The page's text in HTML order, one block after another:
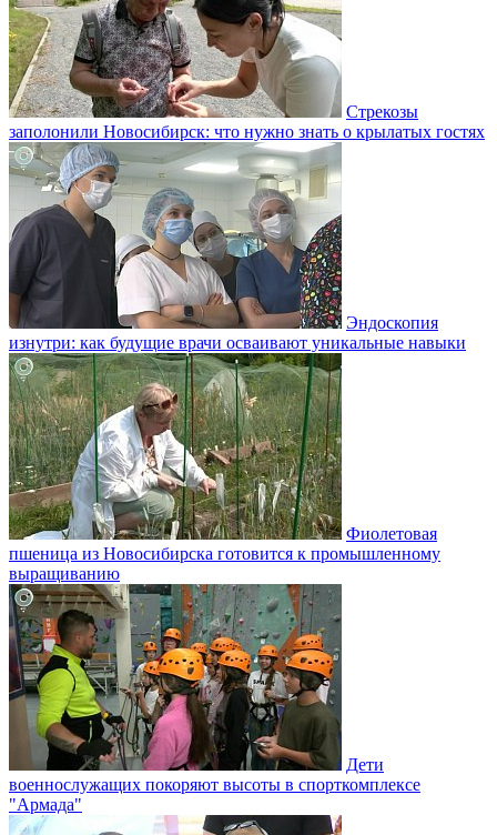
Стрекозы
заполонили Новосибирск: что нужно знать о крылатых гостях
Эндоскопия
изнутри: как будущие врачи осваивают уникальные навыки
Фиолетовая
пшеница из Новосибирска готовится к промышленному
выращиванию
Дети
военнослужащих покоряют высоты в спорткомплексе
"Армада"